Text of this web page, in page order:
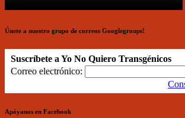
Únete a nuestro grupo de correos Googlegroups!
Suscríbete a Yo No Quiero Transgénicos
Correo electrónico:
Apóyanos en Facebook